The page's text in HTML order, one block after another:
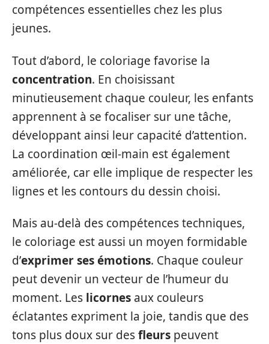
compétences essentielles chez les plus
jeunes.
Tout d’abord, le coloriage favorise la
concentration. En choisissant
minutieusement chaque couleur, les enfants
apprennent à se focaliser sur une tâche,
développant ainsi leur capacité d’attention.
La coordination œil-main est également
améliorée, car elle implique de respecter les
lignes et les contours du dessin choisi.
Mais au-delà des compétences techniques,
le coloriage est aussi un moyen formidable
d’exprimer ses émotions. Chaque couleur
peut devenir un vecteur de l’humeur du
moment. Les licornes aux couleurs
éclatantes expriment la joie, tandis que des
tons plus doux sur desfleurs peuvent